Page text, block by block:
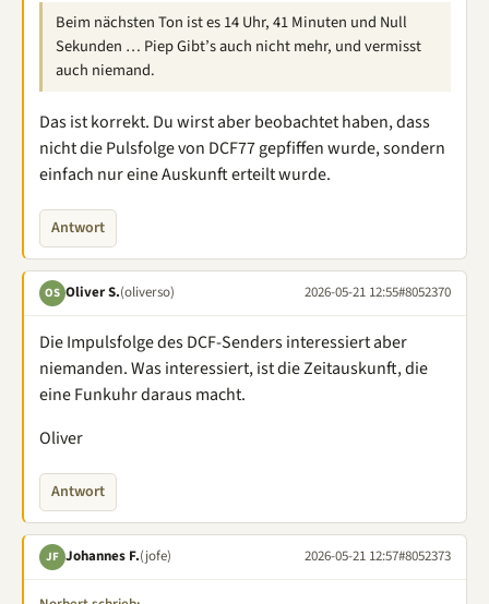
Beim nächsten Ton ist es 14 Uhr, 41 Minuten und Null
Sekunden … Piep Gibt’s auch nicht mehr, und vermisst
auch niemand.
Das ist korrekt. Du wirst aber beobachtet haben, dass
nicht die Pulsfolge von DCF77 gepfiffen wurde, sondern
einfach nur eine Auskunft erteilt wurde.
Antwort
OS Oliver S.(oliverso) 2026-05-21 12:55#8052370
Die Impulsfolge des DCF-Senders interessiert aber
niemanden. Was interessiert, ist die Zeitauskunft, die
eine Funkuhr daraus macht.
Oliver
Antwort
JF Johannes F.(jofe) 2026-05-21 12:57#8052373